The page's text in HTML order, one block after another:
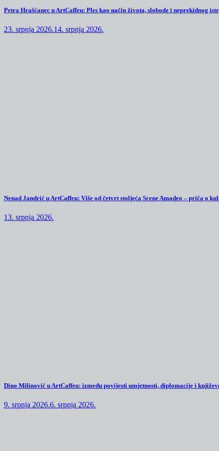
Petra Hrašćanec u ArtCaffeu: Ples kao način života, slobode i neprekidnog
23. srpnja 2026.14. srpnja 2026.
Nenad Jandrić u ArtCaffeu: Više od četvrt stoljeća Scene Amadeo – priča o
13. srpnja 2026.
Dino Milinović u ArtCaffeu: između povijesti umjetnosti, diplomacije i
9. srpnja 2026.6. srpnja 2026.